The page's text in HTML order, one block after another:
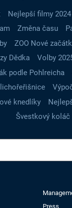
Nejlepší filmy 2024
Změna času
ZOO Nové
Dědka
Volby
podle Pohlreicha
knedlíky
Švestkový koláč
Press